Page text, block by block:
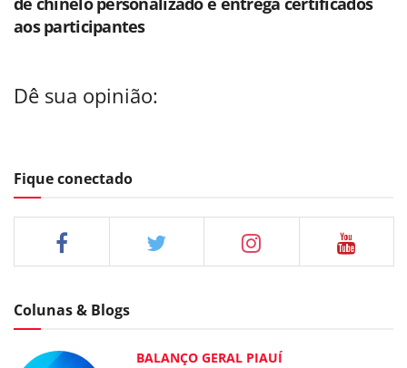
aos participantes
Dê sua opinião:
Fique conectado
Colunas & Blogs
BALANÇO GERAL PIAUÍ